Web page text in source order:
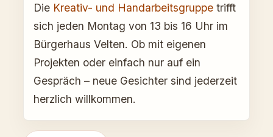
Die Kreativ- und Handarbeitsgruppe trifft
sich jeden Montag von 13 bis 16 Uhr im
Bürgerhaus Velten. Ob mit eigenen
Projekten oder einfach nur auf ein
Gespräch – neue Gesichter sind jederzeit
herzlich willkommen.